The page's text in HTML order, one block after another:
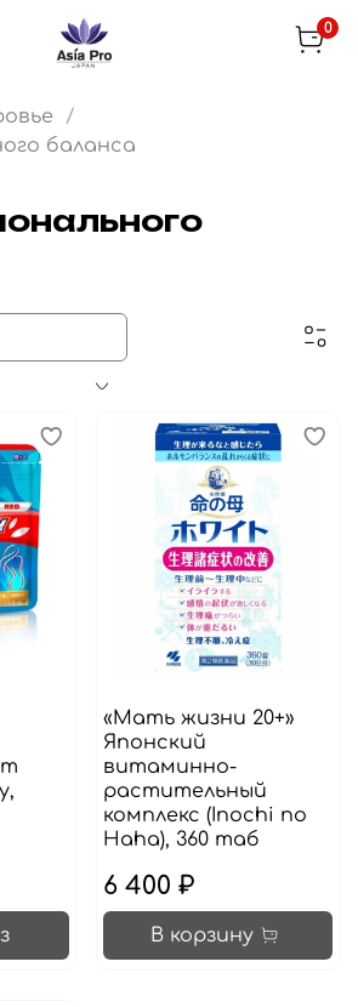
0
баланса
«Мать жизни 20+»
Японский
витаминно-
растительный
комплекс (Inochi no
Haha), 360 таб
6 400 ₽
В корзину